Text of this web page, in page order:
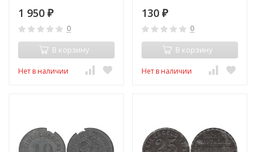
1 950 ₽
0
В корзину
Нет в наличии
130 ₽
0
В корзину
Нет в наличии